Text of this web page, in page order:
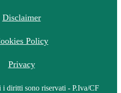
Disclaimer
Policy
Privacy
diritti sono riservati - P.Iva/CF